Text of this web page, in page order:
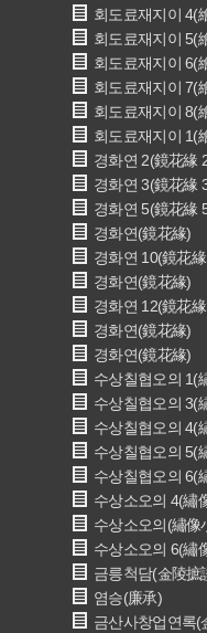
회도료재지이 4(
회도료재지이 5(
회도료재지이 6(
회도료재지이 7(
회도료재지이 8(
회도료재지이 1(
경화연 2(鏡花緣
경화연 3(鏡花緣
경화연 5(鏡花緣
경화연(鏡花緣)
경화연 10(鏡花
경화연(鏡花緣)
경화연 12(鏡花
경화연(鏡花緣)
경화연(鏡花緣)
수상칠협오의 1(
수상칠협오의 3(
수상칠협오의 4(
수상칠협오의 5(
수상칠협오의 6(
수상소오의 4(繡
수상소오의(繡像
수상소오의 6(繡
금릉척담(金陵摭
염승(廉承)
금산사창업연록(